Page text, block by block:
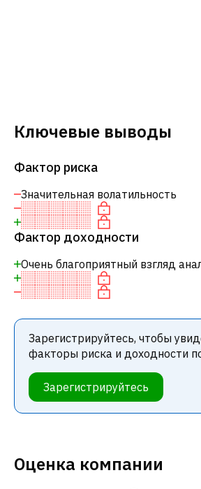
Ключевые выводы
Фактор риска
Значительная волатильность
Фактор доходности
Очень благоприятный взгляд
Зарегистрируйтесь, чтобы
факторы риска и доходности
Зарегистрируйтесь
Оценка компании